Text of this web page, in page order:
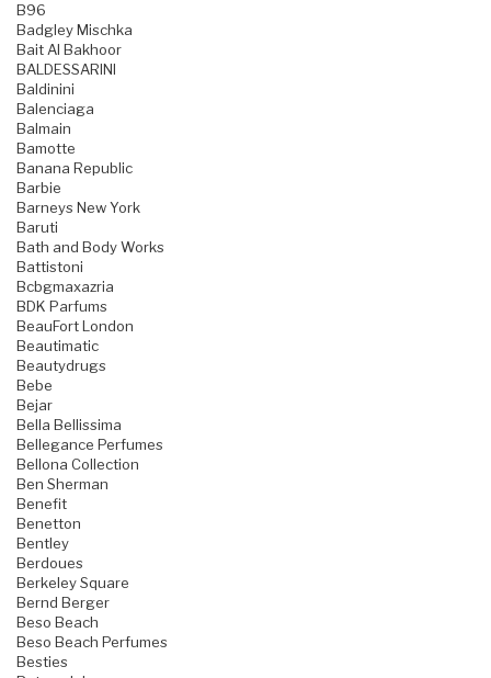
B96
Badgley Mischka
Bait Al Bakhoor
BALDESSARINI
Baldinini
Balenciaga
Balmain
Bamotte
Banana Republic
Barbie
Barneys New York
Baruti
Bath and Body Works
Battistoni
Bcbgmaxazria
BDK Parfums
BeauFort London
Beautimatic
Beautydrugs
Bebe
Bejar
Bella Bellissima
Bellegance Perfumes
Bellona Collection
Ben Sherman
Benefit
Benetton
Bentley
Berdoues
Berkeley Square
Bernd Berger
Beso Beach
Beso Beach Perfumes
Besties